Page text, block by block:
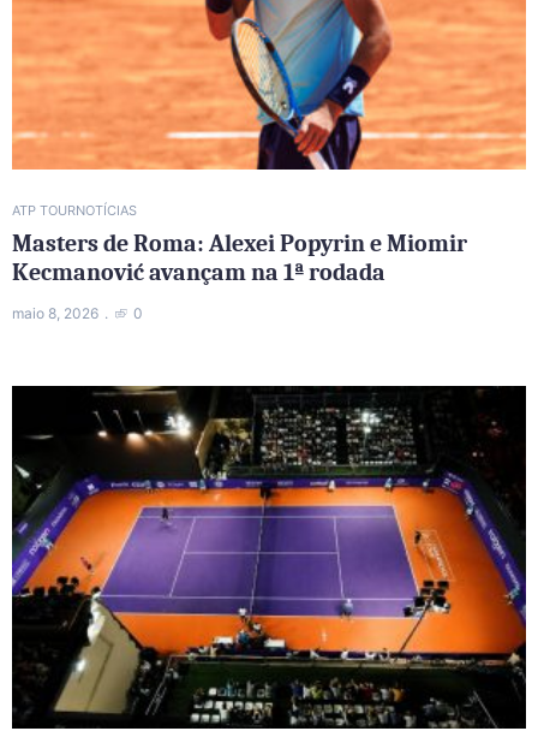
ATP TOURNOTÍCIAS
Masters de Roma: Alexei Popyrin e Miomir
Kecmanović avançam na 1ª rodada
maio 8, 2026 0